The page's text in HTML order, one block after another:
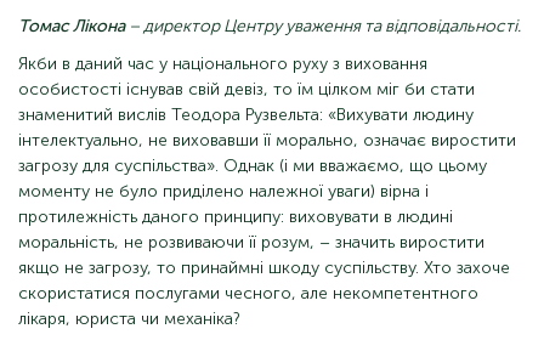
Томас Лікона– директор Центру уваження та відповідальності.
Якби в даний час у національного руху з виховання
особистості існував свій девіз, то їм цілком міг би стати
знаменитий вислів Теодора Рузвельта: «Вихувати людину
інтелектуально, не виховавши її морально, означає виростити
загрозу для суспільства». Однак (і ми вважаємо, що цьому
моменту не було приділено належної уваги) вірна і
протилежність даного принципу: виховувати в людині
моральність, не розвиваючи її розум, – значить виростити
якщо не загрозу, то принаймні шкоду суспільству. Хто захоче
скористатися послугами чесного, але некомпетентного
лікаря, юриста чи механіка?